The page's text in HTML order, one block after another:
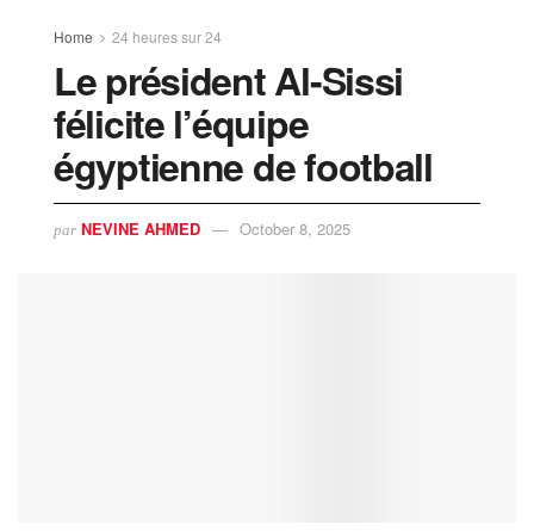
Home 24 heures sur 24
Le président Al-Sissi
félicite l’équipe
égyptienne de football
par NEVINE AHMED October 8, 2025